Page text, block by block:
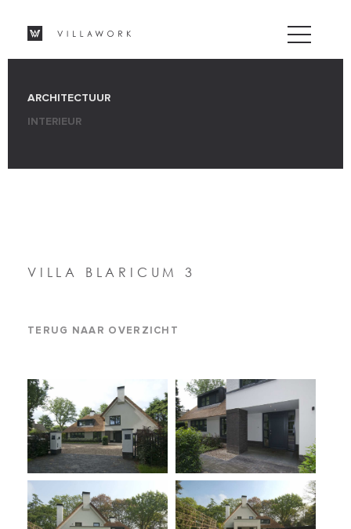
ARCHITECTUUR
INTERIEUR
VILLA BLARICUM 3
TERUG NAAR OVERZICHT